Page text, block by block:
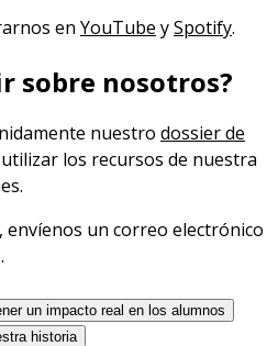
en YouTube ySpotify.
sobre nosotros?
nuestro dossier de
los recursos de nuestra
un correo electrónico
.
un impacto real en los alumnos
historia